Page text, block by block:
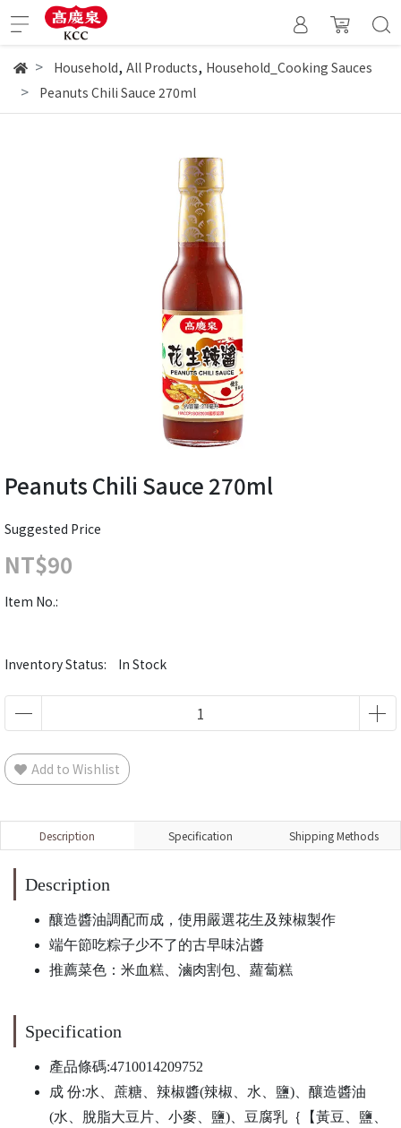
Household, All Products, Household_Cooking Sauces
Peanuts Chili Sauce 270ml
Peanuts Chili Sauce 270ml
Suggested Price
NT$90
Item No.:
Inventory Status: In Stock
Add to Wishlist
Description Specification Shipping Methods
Description
釀造醬油調配而成，使用嚴選花生及辣椒製作
端午節吃粽子少不了的古早味沾醬
推薦菜色：米血糕、滷肉割包、蘿蔔糕
Specification
產品條碼:4710014209752
成 份:水、蔗糖、辣椒醬(辣椒、水、鹽)、釀造醬油
(水、脫脂大豆片、小麥、鹽)、豆腐乳｛【黃豆、鹽、